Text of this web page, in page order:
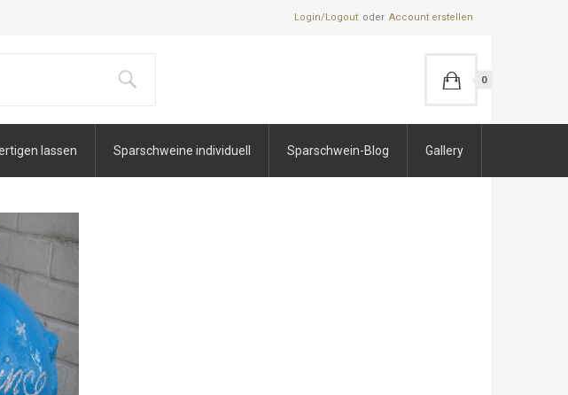
Login/Logout Account erstellen
0
lassen Sparschweine individuell Sparschwein-Blog Gallery